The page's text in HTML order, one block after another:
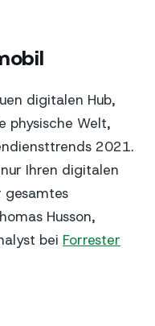
digitalen Hub,
physische Welt,
2021.
Ihren digitalen
Husson,
bei Forrester